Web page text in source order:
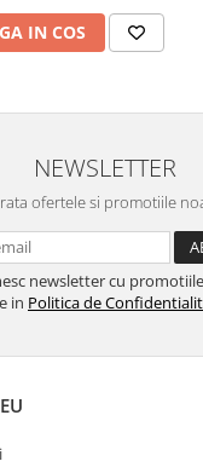
IN COS
NEWSLETTER
ofertele si promotiile
newsletter cu
in Politica de